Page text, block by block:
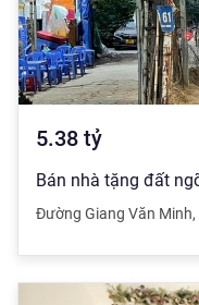
5.38 tỷ
Đường Giang Văn Minh,